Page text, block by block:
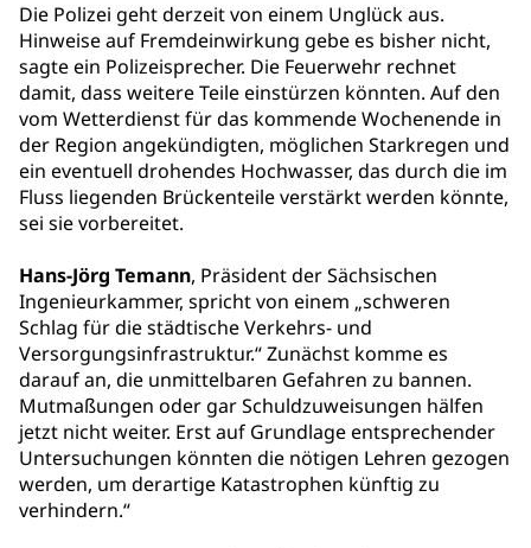
Die Polizei geht derzeit von einem Unglück aus.
Hinweise auf Fremdeinwirkung gebe es bisher nicht,
sagte ein Polizeisprecher. Die Feuerwehr rechnet
damit, dass weitere Teile einstürzen könnten. Auf den
vom Wetterdienst für das kommende Wochenende in
der Region angekündigten, möglichen Starkregen und
ein eventuell drohendes Hochwasser, das durch die im
Fluss liegenden Brückenteile verstärkt werden könnte,
sei sie vorbereitet.
Hans-Jörg Temann, Präsident der Sächsischen
Ingenieurkammer, spricht von einem „schweren
Schlag für die städtische Verkehrs- und
Versorgungsinfrastruktur.“ Zunächst komme es
darauf an, die unmittelbaren Gefahren zu bannen.
Mutmaßungen oder gar Schuldzuweisungen hälfen
jetzt nicht weiter. Erst auf Grundlage entsprechender
Untersuchungen könnten die nötigen Lehren gezogen
werden, um derartige Katastrophen künftig zu
verhindern.“